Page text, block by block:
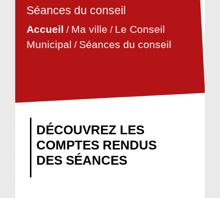
Séances du conseil
Accueil / Ma ville / Le Conseil
Municipal / Séances du conseil
DÉCOUVREZ LES
COMPTES RENDUS
DES SÉANCES